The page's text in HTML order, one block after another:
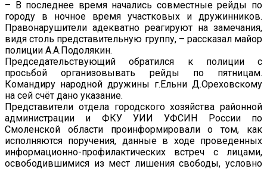
– В последнее время начались совместные рейды по
городу в ночное время участковых и дружинников.
Правонарушители адекватно реагируют на замечания,
видя столь представительную группу, – рассказал майор
полиции А.А.Подолякин.
Председательствующий обратился к полиции с
просьбой организовывать рейды по пятницам.
Командиру народной дружины г.Ельни Д.Ореховскому
на сей счёт дано указание.
Представители отдела городского хозяйства районной
администрации и ФКУ УИИ УФСИН России по
Смоленской области проинформировали о том, как
исполняются поручения, данные в ходе проведенных
информационно-профилактических встреч с лицами,
освободившимися из мест лишения свободы, условно